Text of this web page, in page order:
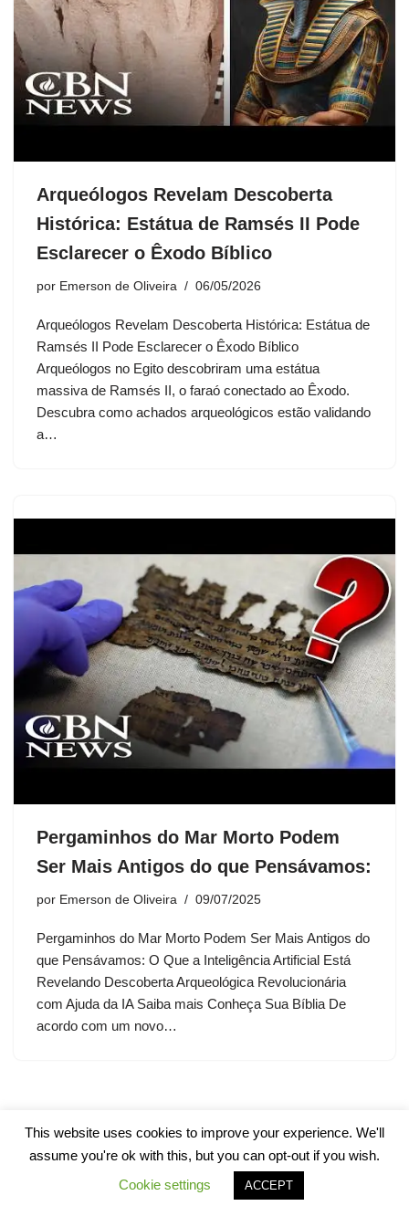
Arqueólogos Revelam Descoberta
Histórica: Estátua de Ramsés II Pode
Esclarecer o Êxodo Bíblico
por Emerson de Oliveira 06/05/2026
Arqueólogos Revelam Descoberta Histórica: Estátua de
Ramsés II Pode Esclarecer o Êxodo Bíblico
Arqueólogos no Egito descobriram uma estátua
massiva de Ramsés II, o faraó conectado ao Êxodo.
Descubra como achados arqueológicos estão validando
a…
Pergaminhos do Mar Morto Podem
Ser Mais Antigos do que Pensávamos:
por Emerson de Oliveira 09/07/2025
Pergaminhos do Mar Morto Podem Ser Mais Antigos do
que Pensávamos: O Que a Inteligência Artificial Está
Revelando Descoberta Arqueológica Revolucionária
com Ajuda da IA Saiba mais Conheça Sua Bíblia De
acordo com um novo…
This website uses cookies to improve your experience. We'll
assume you're ok with this, but you can opt-out if you wish.
Cookie settings
ACCEPT